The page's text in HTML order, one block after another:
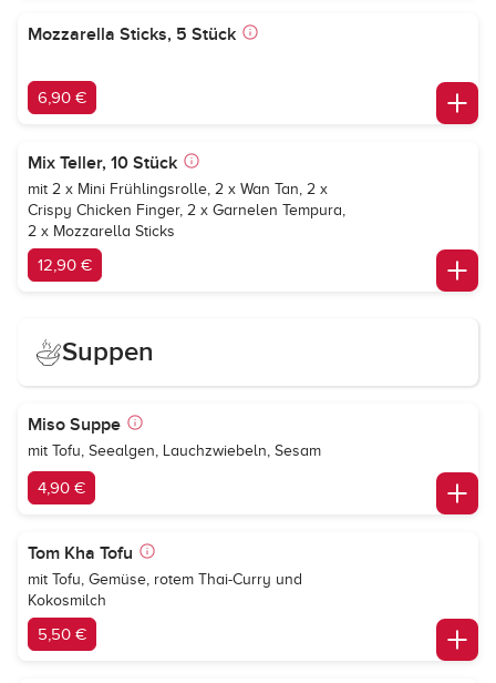
Mozzarella Sticks, 5 Stück
6,90 €
Mix Teller, 10 Stück
mit 2 x Mini Frühlingsrolle, 2 x Wan Tan, 2 x
Crispy Chicken Finger, 2 x Garnelen Tempura,
2 x Mozzarella Sticks
12,90 €
Suppen
Miso Suppe
mit Tofu, Seealgen, Lauchzwiebeln, Sesam
4,90 €
Tom Kha Tofu
mit Tofu, Gemüse, rotem Thai-Curry und
Kokosmilch
5,50 €